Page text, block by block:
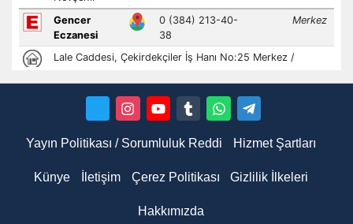
Yayın Politikası / Sorumluluk Reddi Hizmet Şartları
Künye İletişim Çerez Politikası Gizlilik İlkeleri
Hakkımızda